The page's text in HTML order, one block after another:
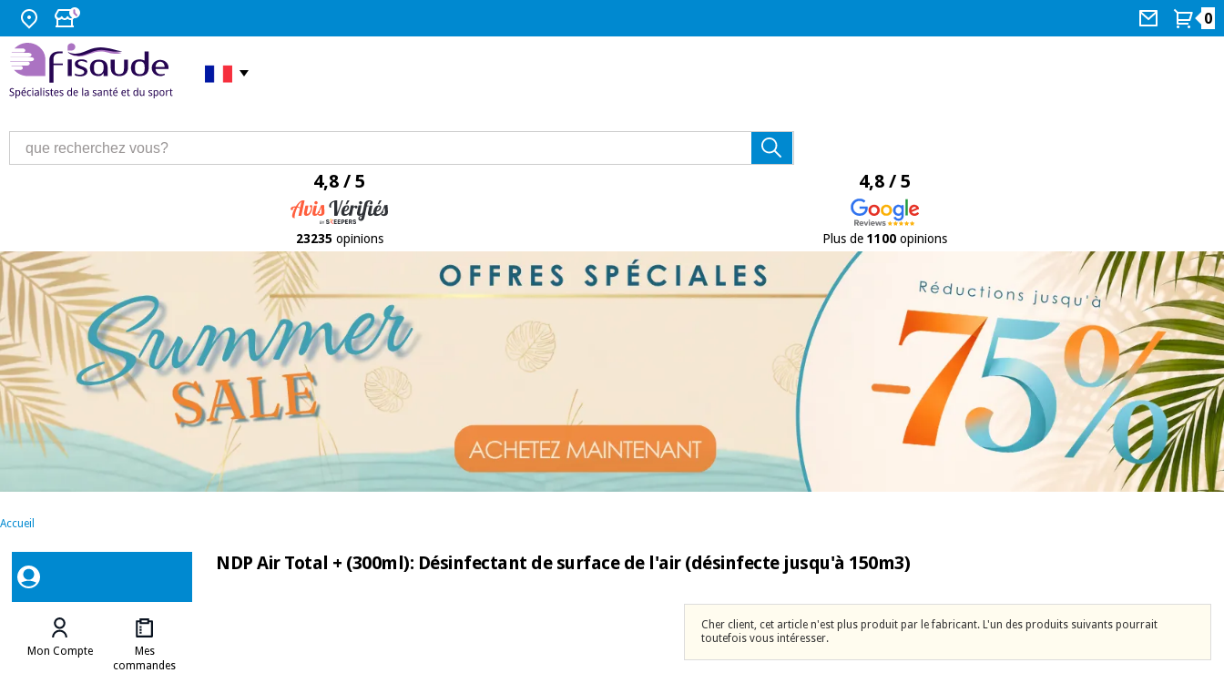
0
4,8 / 5
23235 opinions
4,8 / 5
Plus de 1100opinions
Accueil
Mon Compte
Mes
commandes
NDP Air Total + (300ml): Désinfectant de surface de l'air (désinfecte jusqu'à 150m3)
Cher client, cet article n'est plus produit par le fabricant. L'un des produits suivants pourrait
toutefois vous intéresser.